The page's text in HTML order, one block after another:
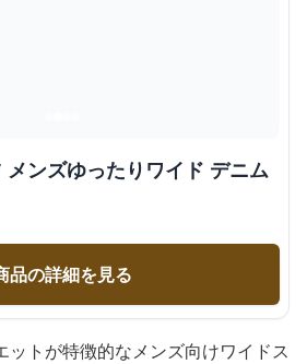
メンズゆったりワイド デニム
品の詳細を見る
ットが特徴的なメンズ向けワイドス